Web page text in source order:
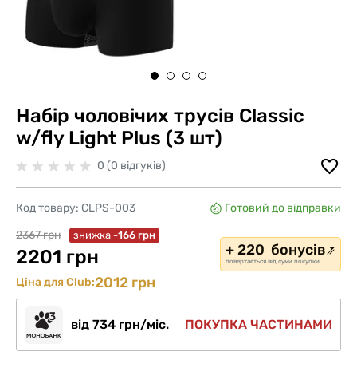
Набір чоловічих трусів Classic
w/fly Light Plus (3 шт)
0 (0 відгуків)
Код товару: CLPS-003
Готовий до відправки
2367 грн
знижка -166 грн
2201 грн + 220 бонусів
повертається від суми покупки
Ціна для Club:2012 грн
від 734 грн/міс. ПОКУПКА ЧАСТИНАМИ